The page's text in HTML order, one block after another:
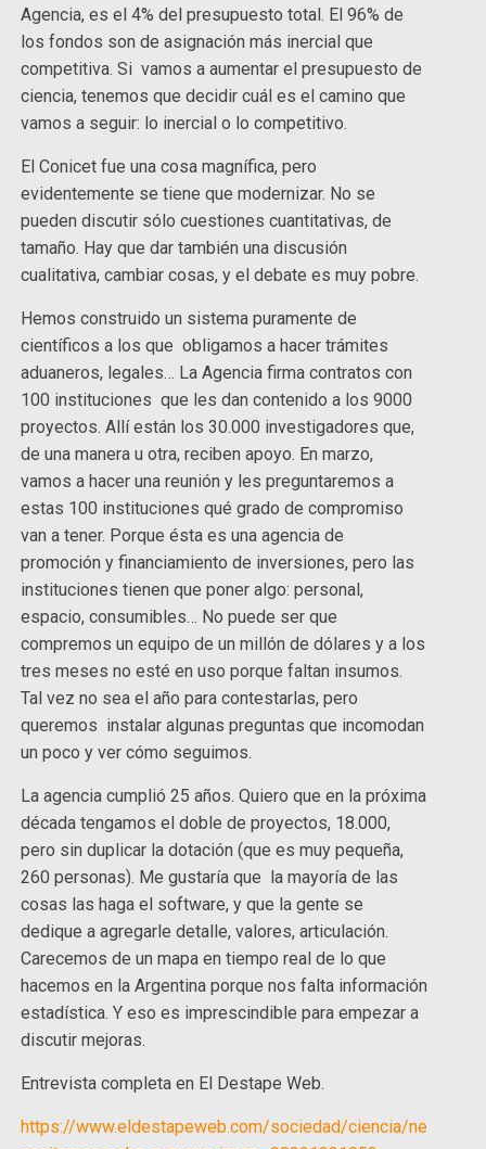
Agencia, es el 4% del presupuesto total. El 96% de
los fondos son de asignación más inercial que
competitiva. Si vamos a aumentar el presupuesto de
ciencia, tenemos que decidir cuál es el camino que
vamos a seguir: lo inercial o lo competitivo.
El Conicet fue una cosa magnífica, pero
evidentemente se tiene que modernizar. No se
pueden discutir sólo cuestiones cuantitativas, de
tamaño. Hay que dar también una discusión
cualitativa, cambiar cosas, y el debate es muy pobre.
Hemos construido un sistema puramente de
científicos a los que obligamos a hacer trámites
aduaneros, legales… La Agencia firma contratos con
100 instituciones que les dan contenido a los 9000
proyectos. Allí están los 30.000 investigadores que,
de una manera u otra, reciben apoyo. En marzo,
vamos a hacer una reunión y les preguntaremos a
estas 100 instituciones qué grado de compromiso
van a tener. Porque ésta es una agencia de
promoción y financiamiento de inversiones, pero las
instituciones tienen que poner algo: personal,
espacio, consumibles… No puede ser que
compremos un equipo de un millón de dólares y a los
tres meses no esté en uso porque faltan insumos.
Tal vez no sea el año para contestarlas, pero
queremos instalar algunas preguntas que incomodan
un poco y ver cómo seguimos.
La agencia cumplió 25 años. Quiero que en la próxima
década tengamos el doble de proyectos, 18.000,
pero sin duplicar la dotación (que es muy pequeña,
260 personas). Me gustaría que la mayoría de las
cosas las haga el software, y que la gente se
dedique a agregarle detalle, valores, articulación.
Carecemos de un mapa en tiempo real de lo que
hacemos en la Argentina porque nos falta información
estadística. Y eso es imprescindible para empezar a
discutir mejoras.
Entrevista completa en El Destape Web.
https://www.eldestapeweb.com/sociedad/ciencia/ne